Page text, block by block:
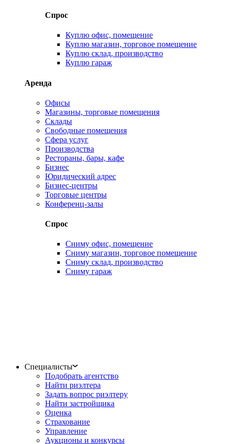
Спрос
Куплю офис, помещение
Куплю магазин, торговое помещение
Куплю склад, производство
Куплю гараж
Аренда
Офисы
Магазины, торговые помещения
Склады
Свободные помещения
Сфера услуг
Производства
Рестораны, бары, кафе
Бизнес
Юридический адрес
Бизнес-центры
Торговые центры
Конференц-залы
Спрос
Сниму офис, помещение
Сниму магазин, торговое помещение
Сниму склад, производство
Сниму гараж
Специалисты
Подобрать агентство
Найти риэлтера
Задать вопрос риэлтеру
Найти застройщика
Оценка
Страхование
Управление
Аукционы и конкурсы